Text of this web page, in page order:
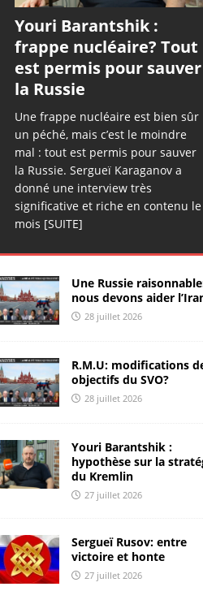
d’Hippocrate – 50
« on peut piller les
signal d’urgence ANALYSES
de millionaires record en
de nouveau légalisée
l’Ukraine de la mer Noire
de frapper à la source des
RUSSIE
: rapport ЦМАКП et
: sur l’inflation en Russie
Youri Barantshik :
frappe nucléaire? Tout
est permis pour sauver
la Russie
Une frappe nucléaire est bien sûr
un péché, mais c’est le moindre
mal : tout est permis pour sauver
la Russie. Sergueï Karaganov a
donné une interview très
significative et riche en contenu le
mois [SUITE]
Une Russie
nous devons aider
28 juillet 2026
R.M.U: modifications
objectifs du SVO?
28 juillet 2026
Youri Barantshik :
hypothèse sur la
du Kremlin
27 juillet 2026
Sergueï Rusov: entre
victoire et honte
27 juillet 2026